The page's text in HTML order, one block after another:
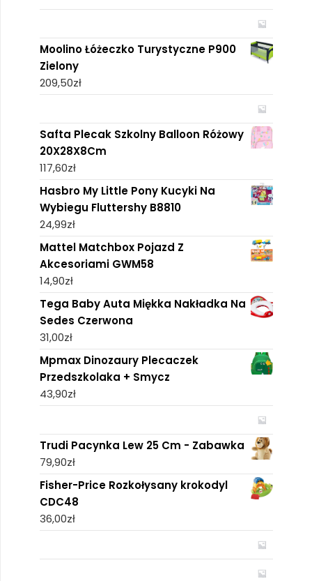
Moolino Łóżeczko Turystyczne P900
Zielony
209,50zł
Safta Plecak Szkolny Balloon Różowy
20X28X8Cm
117,60zł
Hasbro My Little Pony Kucyki Na
Wybiegu Fluttershy B8810
24,99zł
Mattel Matchbox Pojazd Z
Akcesoriami GWM58
14,90zł
Tega Baby Auta Miękka Nakładka Na
Sedes Czerwona
31,00zł
Mpmax Dinozaury Plecaczek
Przedszkolaka + Smycz
43,90zł
Trudi Pacynka Lew 25 Cm - Zabawka
79,90zł
Fisher-Price Rozkołysany krokodyl
CDC48
36,00zł